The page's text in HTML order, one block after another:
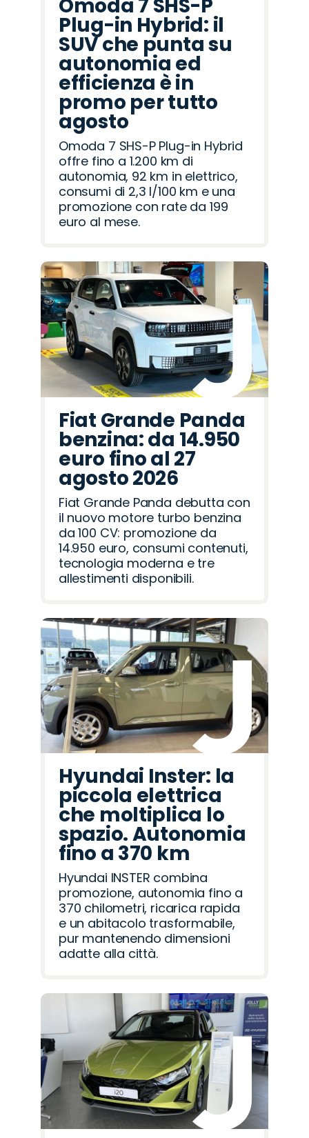
Omoda 7 SHS-P
Plug-in Hybrid: il
SUV che punta su
autonomia ed
efficienza è in
promo per tutto
agosto
Omoda 7 SHS-P Plug-in Hybrid
offre fino a 1.200 km di
autonomia, 92 km in elettrico,
consumi di 2,3 l/100 km e una
promozione con rate da 199
euro al mese.
Fiat Grande Panda
benzina: da 14.950
euro fino al 27
agosto 2026
Fiat Grande Panda debutta con
il nuovo motore turbo benzina
da 100 CV: promozione da
14.950 euro, consumi contenuti,
tecnologia moderna e tre
allestimenti disponibili.
Hyundai Inster: la
piccola elettrica
che moltiplica lo
spazio. Autonomia
fino a 370 km
Hyundai INSTER combina
promozione, autonomia fino a
370 chilometri, ricarica rapida
e un abitacolo trasformabile,
pur mantenendo dimensioni
adatte alla città.